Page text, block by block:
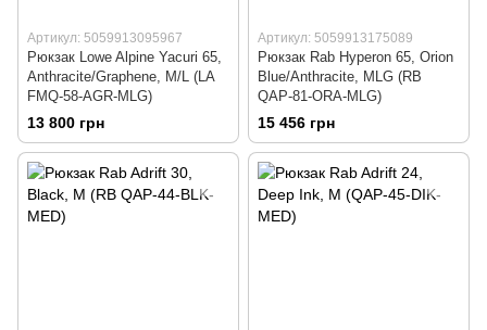
Артикул: 5059913095967
Рюкзак Lowe Alpine Yacuri 65,
Anthracite/Graphene, M/L (LA
FMQ-58-AGR-MLG)
13 800 грн
Артикул: 5059913175089
Рюкзак Rab Hyperon 65, Orion
Blue/Anthracite, MLG (RB
QAP-81-ORA-MLG)
15 456 грн